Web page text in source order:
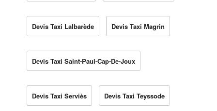
Devis Taxi Lalbarède Devis Taxi Magrin
Devis Taxi Saint-Paul-Cap-De-Joux
Devis Taxi Serviès Devis Taxi Teyssode